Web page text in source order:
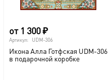
от 1 300₽
Артикул: UDM-306
Икона Алла Готфская UDM-306
в подарочной коробке